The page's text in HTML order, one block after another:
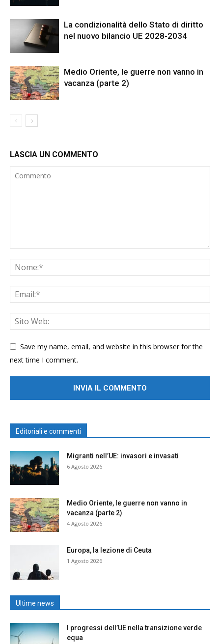
La condizionalità dello Stato di diritto
nel nuovo bilancio UE 2028-2034
Medio Oriente, le guerre non vanno in
vacanza (parte 2)
LASCIA UN COMMENTO
Save my name, email, and website in this browser for the
next time I comment.
Editoriali e commenti
Migranti nell’UE: invasori e invasati
6 Agosto 2026
Medio Oriente, le guerre non vanno in
vacanza (parte 2)
4 Agosto 2026
Europa, la lezione di Ceuta
1 Agosto 2026
Ultime news
I progressi dell’UE nella transizione verde
equa